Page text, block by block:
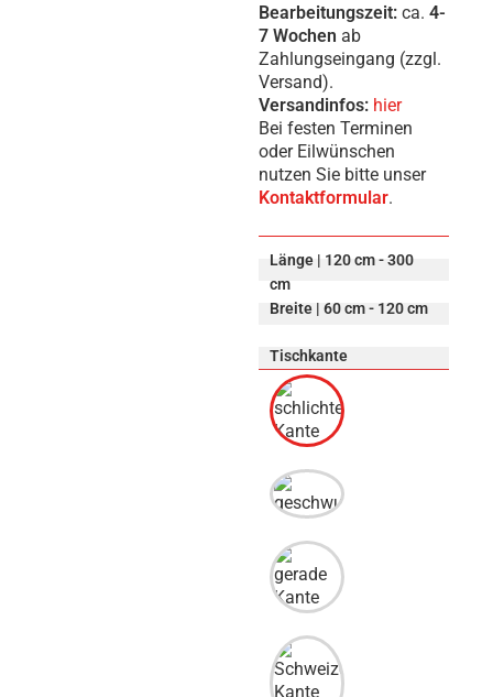
Bearbeitungszeit: ca.4-
7 Wochen ab
Zahlungseingang (zzgl.
Versand).
Versandinfos: hier
Bei festen Terminen
oder Eilwünschen
nutzen Sie bitte unser
Kontaktformular.
Länge | 120 cm - 300
cm
Breite | 60 cm - 120 cm
Tischkante